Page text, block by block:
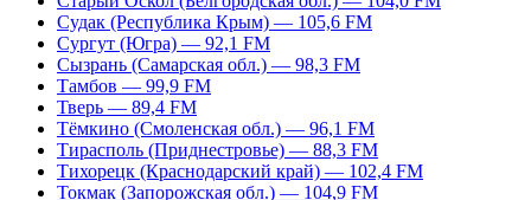
Судак (Республика Крым) — 105,6 FM
Сургут (Югра) — 92,1 FM
Сызрань (Самарская обл.) — 98,3 FM
Тамбов — 99,9 FM
Тверь — 89,4 FM
Тёмкино (Смоленская обл.) — 96,1 FM
Тирасполь (Приднестровье) — 88,3 FM
Тихорецк (Краснодарский край) — 102,4 FM
Токмак (Запорожская обл.) — 104,9 FM